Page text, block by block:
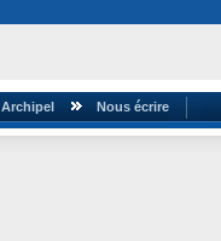
Archipel Nous écrire